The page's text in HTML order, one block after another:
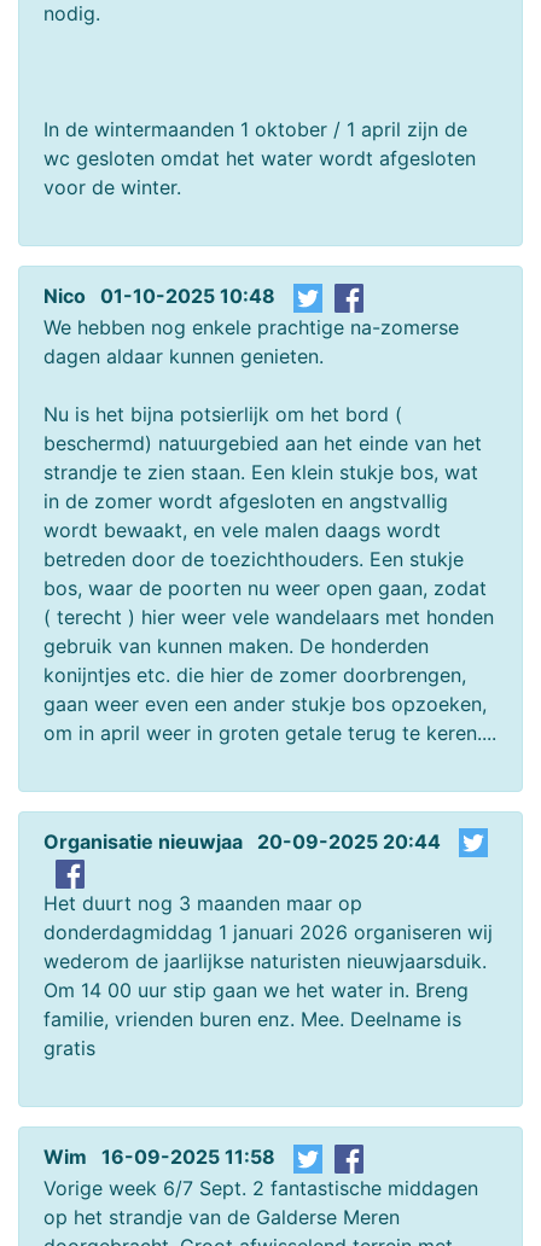
nodig.
In de wintermaanden 1 oktober / 1 april zijn de
wc gesloten omdat het water wordt afgesloten
voor de winter.
Nico 01-10-2025 10:48
We hebben nog enkele prachtige na-zomerse
dagen aldaar kunnen genieten.
Nu is het bijna potsierlijk om het bord (
beschermd) natuurgebied aan het einde van het
strandje te zien staan. Een klein stukje bos, wat
in de zomer wordt afgesloten en angstvallig
wordt bewaakt, en vele malen daags wordt
betreden door de toezichthouders. Een stukje
bos, waar de poorten nu weer open gaan, zodat
( terecht ) hier weer vele wandelaars met honden
gebruik van kunnen maken. De honderden
konijntjes etc. die hier de zomer doorbrengen,
gaan weer even een ander stukje bos opzoeken,
om in april weer in groten getale terug te keren....
Organisatie nieuwjaa 20-09-2025 20:44
Het duurt nog 3 maanden maar op
donderdagmiddag 1 januari 2026 organiseren wij
wederom de jaarlijkse naturisten nieuwjaarsduik.
Om 14 00 uur stip gaan we het water in. Breng
familie, vrienden buren enz. Mee. Deelname is
gratis
Wim 16-09-2025 11:58
Vorige week 6/7 Sept. 2 fantastische middagen
op het strandje van de Galderse Meren